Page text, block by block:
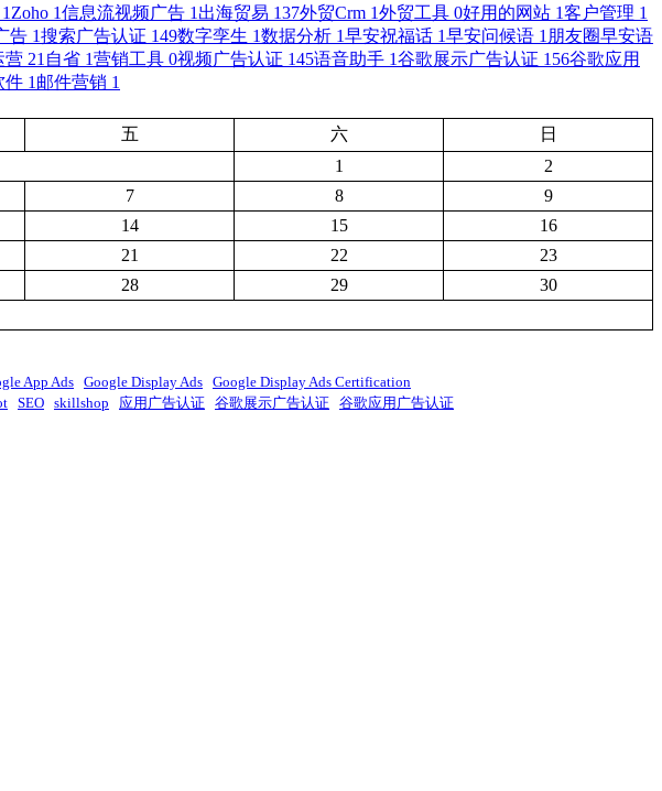
1 Zoho 1信息流视频广告 1 出海贸易 137外贸Crm 1外贸工具 0好用的网站 1客户管理 1
告 1搜索广告认证 149数字孪生 1数据分析 1早安祝福话 1早安问候语 1 朋友圈早安语
营 21 自省 1营销工具 0视频广告认证 145语音助手 1谷歌展示广告认证 156谷歌应用
件 1 邮件营销 1
五 六
日
1
2
7 8
9
14 15
16
21 22
23
28 29
30
App Ads Google Display Ads Google Display Ads Certification
SEO skillshop 应用广告认证 谷歌展示广告认证 谷歌应用广告认证